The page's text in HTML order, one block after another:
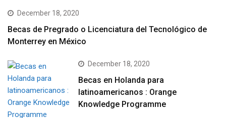
December 18, 2020
Becas de Pregrado o Licenciatura del Tecnológico de
Monterrey en México
December 18, 2020
Becas en Holanda para
latinoamericanos : Orange
Knowledge Programme